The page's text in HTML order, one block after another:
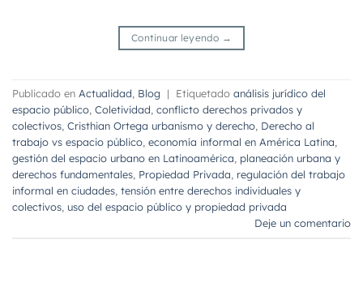
Continuar leyendo →
Publicado en Actualidad, Blog | Etiquetado análisis jurídico del
espacio público, Coletividad, conflicto derechos privados y
colectivos, Cristhian Ortega urbanismo y derecho, Derecho al
trabajo vs espacio público, economía informal en América Latina,
gestión del espacio urbano en Latinoamérica, planeación urbana y
derechos fundamentales, Propiedad Privada, regulación del trabajo
informal en ciudades, tensión entre derechos individuales y
colectivos, uso del espacio público y propiedad privada
Deje un comentario